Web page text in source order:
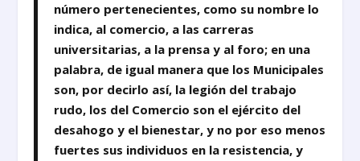
número pertenecientes, como su nombre lo
indica, al comercio, a las carreras
universitarias, a la prensa y al foro; en una
palabra, de igual manera que los Municipales
son, por decirlo así, la legión del trabajo
rudo, los del Comercio son el ejército del
desahogo y el bienestar, y no por eso menos
fuertes sus individuos en la resistencia, y